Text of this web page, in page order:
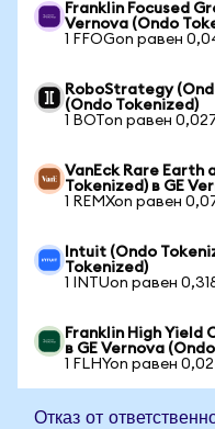
Franklin Focused
Vernova (Ondo
1 FFOGon равен
RoboStrategy
(Ondo Tokenized)
1 BOTon равен
VanEck Rare Earth
Tokenized) в GE
1 REMXon равен
Intuit (Ondo
Tokenized)
1 INTUon равен
Franklin High Yield
в GE Vernova
1 FLHYon равен
Отказ от